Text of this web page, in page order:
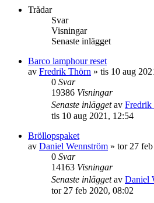
Trådar
Svar
Visningar
Senaste inlägget
Barco lamphour reset
av Fredrik Thörn » tis 10 aug
0 Svar
19386 Visningar
Senaste inläggetav Fredrik
tis 10 aug 2021, 12:54
Bröllopspaket
av Daniel Wennström » tor 27
0 Svar
14163 Visningar
Senaste inläggetav Daniel
tor 27 feb 2020, 08:02